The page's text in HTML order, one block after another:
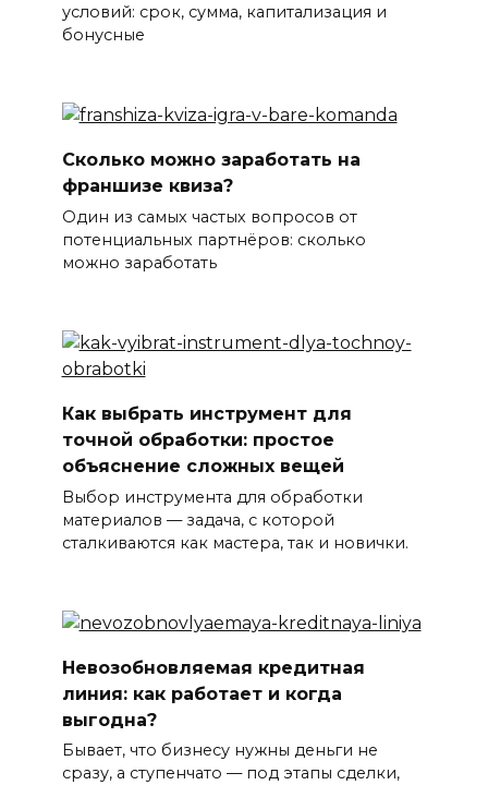
условий: срок, сумма, капитализация и
бонусные
Сколько можно заработать на
франшизе квиза?
Один из самых частых вопросов от
потенциальных партнёров: сколько
можно заработать
Как выбрать инструмент для
точной обработки: простое
объяснение сложных вещей
Выбор инструмента для обработки
материалов — задача, с которой
сталкиваются как мастера, так и новички.
Невозобновляемая кредитная
линия: как работает и когда
выгодна?
Бывает, что бизнесу нужны деньги не
сразу, а ступенчато — под этапы сделки,